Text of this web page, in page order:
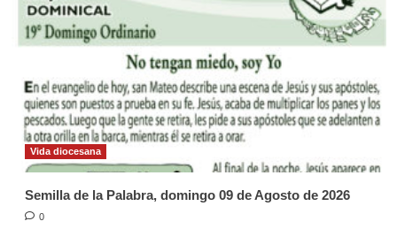
Vida diocesana
Semilla de la Palabra, domingo 09 de Agosto de 2026
0